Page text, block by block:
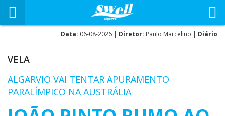
Data: 06-08-2026 | Diretor: Paulo Marcelino | Diário
VELA
ALGARVIO VAI TENTAR APURAMENTO
PARALÍMPICO NA AUSTRÁLIA